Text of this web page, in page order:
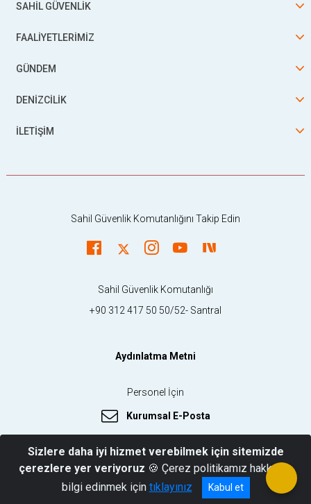
SAHİL GÜVENLİK
FAALİYETLERİMİZ
GÜNDEM
DENİZCİLİK
İLETİŞİM
Sahil Güvenlik Komutanlığını Takip Edin
Sahil Güvenlik Komutanlığı
+90 312 417 50 50/52- Santral
Aydınlatma Metni
Personel İçin
Kurumsal E-Posta
© 2026 Sahil Güvenlik Komutanlığı
Sizlere daha iyi hizmet verebilmek için sitemizde
çerezlere yer veriyoruz 🍪 Çerez politikamız hakkında
bilgi edinmek için tıklayınız Kabul et